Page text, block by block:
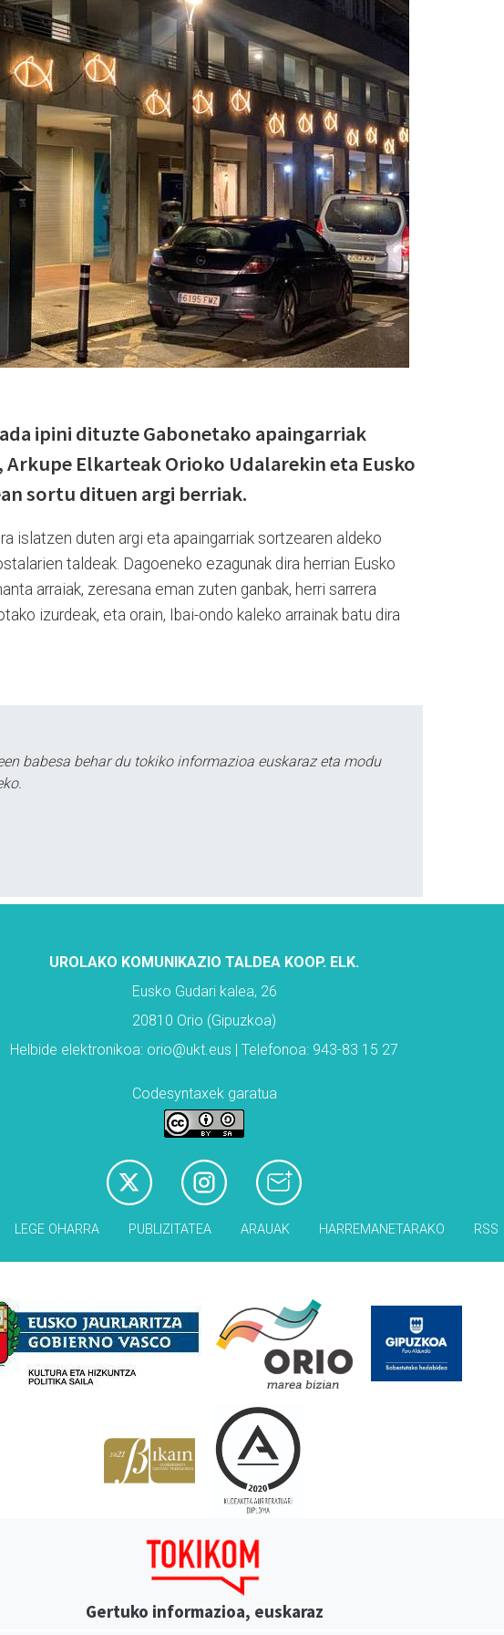
ipini dituzte Gabonetako apaingarriak
Elkarteak Orioko Udalarekin eta Eusko
sortu dituen argi berriak.
islatzen duten argi eta apaingarriak sortzearen aldeko
taldeak. Dagoeneko ezagunak dira herrian Eusko
arraiak, zeresana eman zuten ganbak, herri sarrera
izurdeak, eta orain, Ibai-ondo kaleko arrainak batu dira
babesa behar du tokiko informazioa euskaraz eta modu
UROLAKO KOMUNIKAZIO TALDEA KOOP. ELK.
Eusko Gudari kalea, 26
20810 Orio (Gipuzkoa)
Helbide elektronikoa: orio@ukt.eus | Telefonoa: 943-83 15 27
Codesyntaxek garatua
LEGE OHARRA PUBLIZITATEA ARAUAK HARREMANETARAKO RSS
Gertuko informazioa, euskaraz